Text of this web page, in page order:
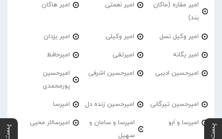
امیر مقاره (ماکان
بند)
امیر نعمتی امیر هاکان
امیر وکیل نسل امیر وکیلی امیر یزدان
امیر یگانه امیرتقی امیرحافظ
امیرحسین ادیبی امیرحسین اشرفی
امیرحسین
پورمحمدی
امیرحسین تیرگانی امیرحسین زنده دل امیرسا
امیرسا و اَبو
امیرسا و سامان و
سهیل
امیرسالار محبی